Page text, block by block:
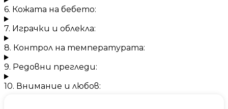
6. Кожата на бебето:
7. Играчки и облекла:
8. Контрол на температурата:
9. Редовни прегледи:
10. Внимание и любов: